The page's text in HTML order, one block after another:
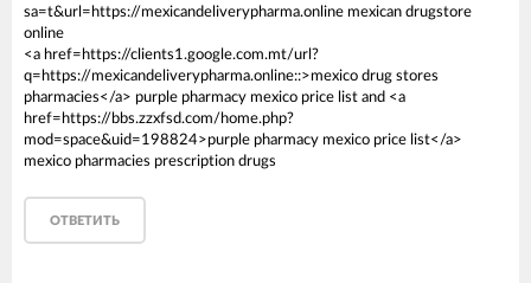
sa=t&url=https://mexicandeliverypharma.online mexican drugstore
online
<a href=https://clients1.google.com.mt/url?
q=https://mexicandeliverypharma.online::>mexico drug stores
pharmacies</a> purple pharmacy mexico price list and <a
href=https://bbs.zzxfsd.com/home.php?
mod=space&uid=198824>purple pharmacy mexico price list</a>
mexico pharmacies prescription drugs
ОТВЕТИТЬ